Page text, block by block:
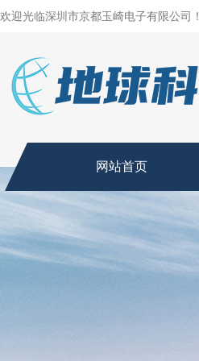
欢迎光临深圳市京都玉崎电子有限公司！
网站首页